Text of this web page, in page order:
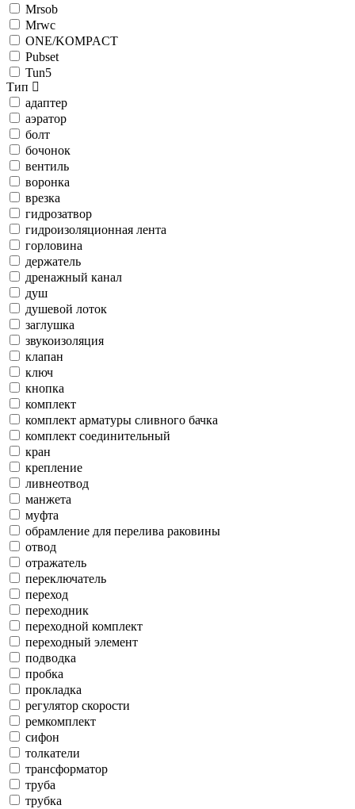
Mrsob
Mrwc
ONE/KOMPACT
Pubset
Tun5
Тип
адаптер
аэратор
болт
бочонок
вентиль
воронка
врезка
гидрозатвор
гидроизоляционная лента
горловина
держатель
дренажный канал
душ
душевой лоток
заглушка
звукоизоляция
клапан
ключ
кнопка
комплект
комплект арматуры сливного бачка
комплект соединительный
кран
крепление
ливнеотвод
манжета
муфта
обрамление для перелива раковины
отвод
отражатель
переключатель
переход
переходник
переходной комплект
переходный элемент
подводка
пробка
прокладка
регулятор скорости
ремкомплект
сифон
толкатели
трансформатор
труба
трубка